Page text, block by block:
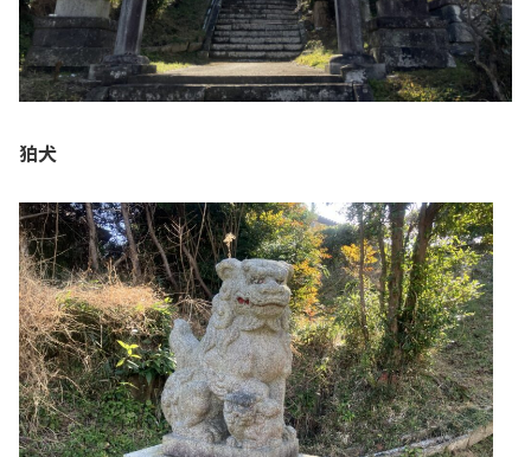
狛犬